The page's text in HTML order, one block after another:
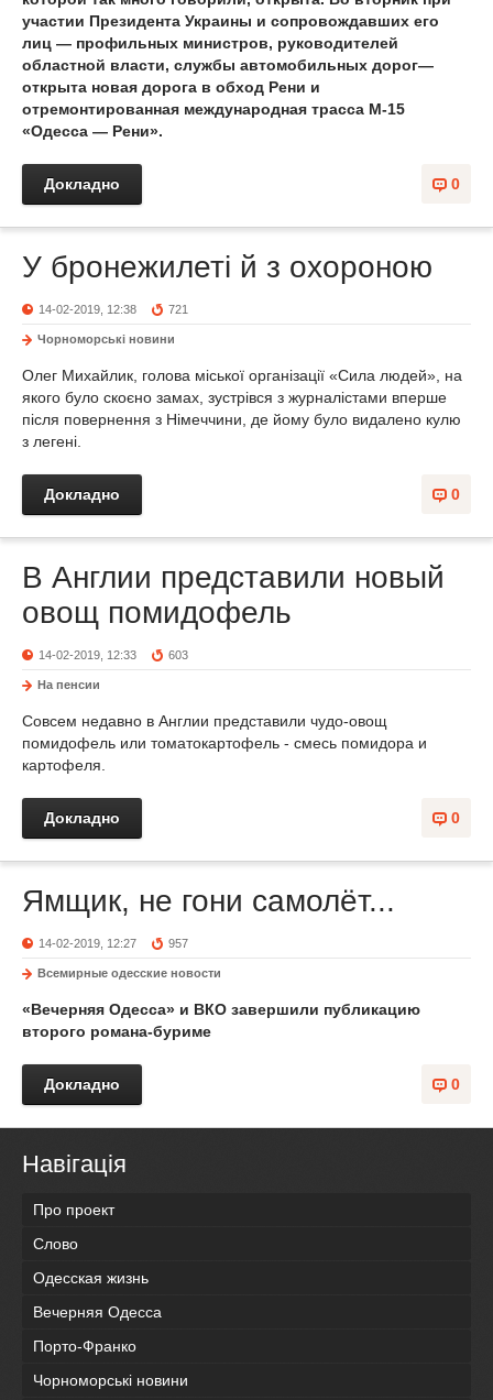
участии Президента Украины и сопровождавших его
лиц — профильных министров, руководителей
областной власти, службы автомобильных дорог—
открыта новая дорога в обход Рени и
отремонтированная международная трасса М-15
«Одесса — Рени».
0
Докладно
У бронежилеті й з охороною
14-02-2019, 12:38 721
Чорноморські новини
Олег Михайлик, голова міської організації «Сила людей», на
якого було скоєно замах, зустрівся з журналістами вперше
після повернення з Німеччини, де йому було видалено кулю
з легені.
0
Докладно
В Англии представили новый
овощ помидофель
14-02-2019, 12:33 603
На пенсии
Совсем недавно в Англии представили чудо-овощ
помидофель или томатокартофель - смесь помидора и
картофеля.
0
Докладно
Ямщик, не гони самолёт...
14-02-2019, 12:27 957
Всемирные одесские новости
«Вечерняя Одесса» и ВКО завершили публикацию
второго романа-буриме
0
Докладно
Навігація
Про проект
Слово
Одесская жизнь
Вечерняя Одесса
Порто-Франко
Чорноморські новини